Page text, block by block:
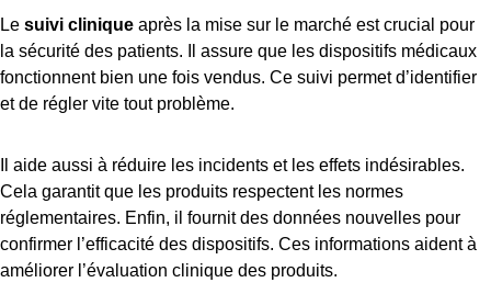
Le suivi clinique après la mise sur le marché est crucial pour
la sécurité des patients. Il assure que les dispositifs médicaux
fonctionnent bien une fois vendus. Ce suivi permet d’identifier
et de régler vite tout problème.
Il aide aussi à réduire les incidents et les effets indésirables.
Cela garantit que les produits respectent les normes
réglementaires. Enfin, il fournit des données nouvelles pour
confirmer l’efficacité des dispositifs. Ces informations aident à
améliorer l’évaluation clinique des produits.